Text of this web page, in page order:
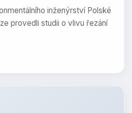
inženýrství Polské
provedli studii o vlivu řezání